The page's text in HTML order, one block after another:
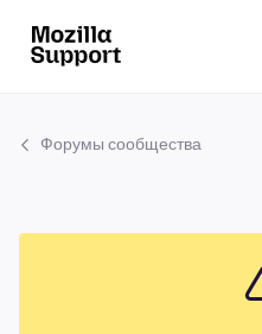
Форумы сообщества